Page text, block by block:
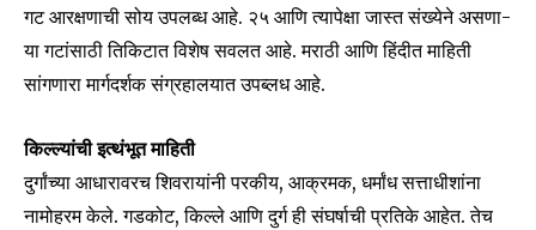
conversation.
To subscribe, simply enter your email address on our website
or click the subscribe button below. Don't worry, we respect
safe with us.
गट आरक्षणाची सोय उपलब्ध आहे. २५ आणि त्यापेक्षा जास्त संख्येने असणा-
या गटांसाठी तिकिटात विशेष सवलत आहे. मराठी आणि हिंदीत माहिती
सांगणारा मार्गदर्शक संग्रहालयात उपब्लध आहे.
किल्ल्यांची इत्थंभूत माहिती
दुर्गांच्या आधारावरच शिवरायांनी परकीय, आक्रमक, धर्मांध सत्ताधीशांना
नामोहरम केले. गडकोट, किल्ले आणि दुर्ग ही संघर्षाची प्रतिके आहेत. तेच